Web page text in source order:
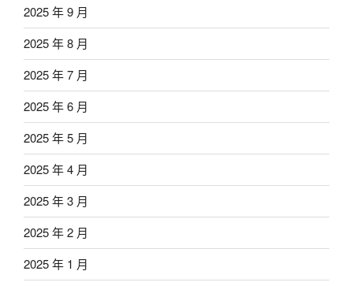
2025 年 9 月
2025 年 8 月
2025 年 7 月
2025 年 6 月
2025 年 5 月
2025 年 4 月
2025 年 3 月
2025 年 2 月
2025 年 1 月